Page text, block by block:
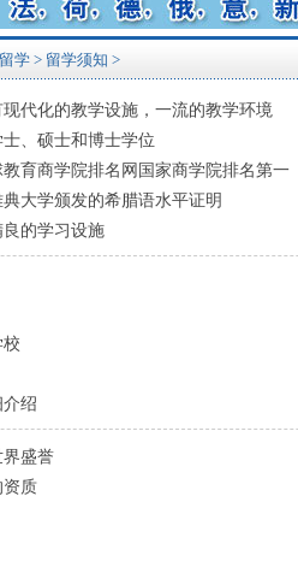
学 > 留学须知 >
代化的教学设施，一流的教学环境
、硕士和博士学位
育商学院排名网国家商学院排名第一
大学颁发的希腊语水平证明
的学习设施
绍
盛誉
资质